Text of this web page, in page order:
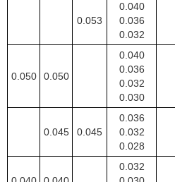
0.053
0.040
0.036
0.032
0.050 0.050
0.040
0.036
0.032
0.030
0.045 0.045
0.036
0.032
0.028
0.032